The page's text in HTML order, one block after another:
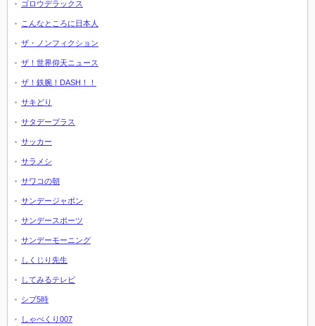
ゴロウデラックス
こんなところに日本人
ザ・ノンフィクション
ザ！世界仰天ニュース
ザ！鉄腕！DASH！！
サキどり
サタデープラス
サッカー
サラメシ
サワコの朝
サンデージャポン
サンデースポーツ
サンデーモーニング
しくじり先生
してみるテレビ
シブ5時
しゃべくり007